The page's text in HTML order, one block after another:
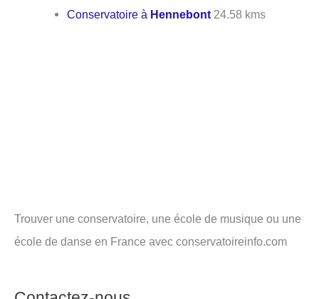
Conservatoire à Hennebont 24.58 kms
Trouver une conservatoire, une école de musique ou une
école de danse en France avec conservatoireinfo.com